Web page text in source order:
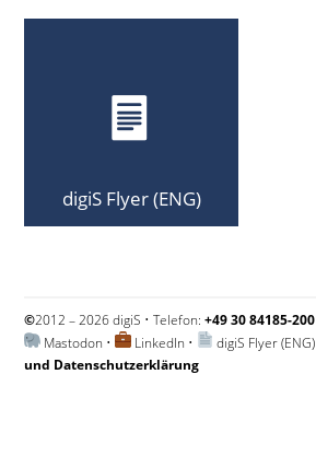
digiS Flyer (ENG)
©2012 – 2026 digiS • Telefon:+49 30 84185-200
Mastodon • LinkedIn • digiS Flyer (ENG)
und Datenschutzerklärung